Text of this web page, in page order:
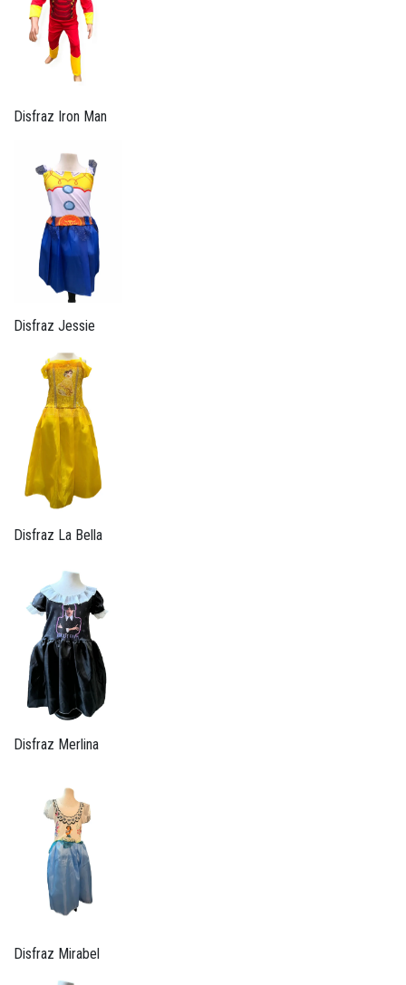
Disfraz Iron Man
Disfraz Jessie
Disfraz La Bella
Disfraz Merlina
Disfraz Mirabel